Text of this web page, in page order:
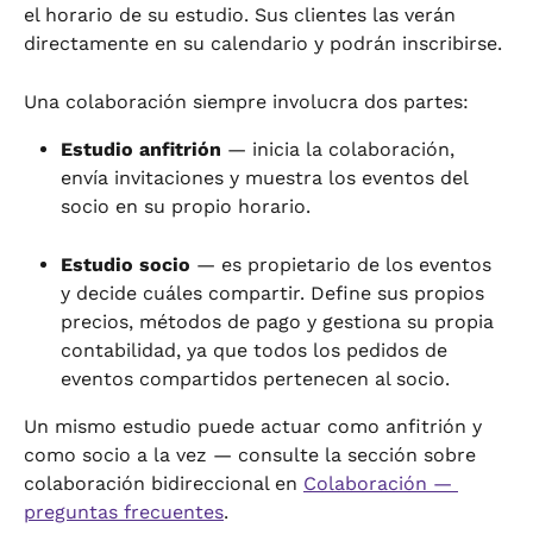
el horario de su estudio. Sus clientes las verán
directamente en su calendario y podrán inscribirse.
Una colaboración siempre involucra dos partes:
Estudio anfitrión — inicia la colaboración,
envía invitaciones y muestra los eventos del
socio en su propio horario.
Estudio socio — es propietario de los eventos
y decide cuáles compartir. Define sus propios
precios, métodos de pago y gestiona su propia
contabilidad, ya que todos los pedidos de
eventos compartidos pertenecen al socio.
Un mismo estudio puede actuar como anfitrión y
como socio a la vez — consulte la sección sobre
colaboración bidireccional en Colaboración —
preguntas frecuentes.